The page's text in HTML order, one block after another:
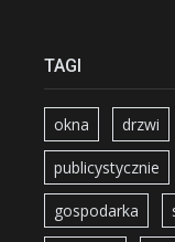
TAGI
okna drzwi
publicystycznie
gospodarka